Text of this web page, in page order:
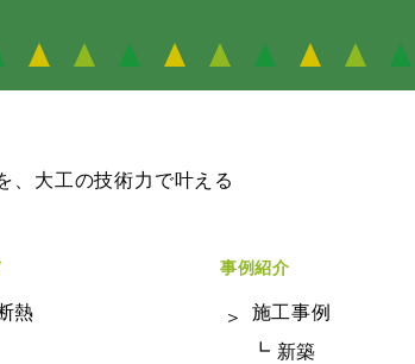
、大工の技術力で叶える
熱
事例紹介
施工事例
┗ 新築